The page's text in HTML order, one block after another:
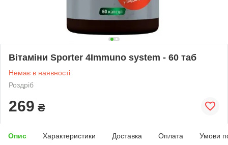
Вітаміни Sporter 4Immuno system - 60 таб
Немає в наявності
Роздріб
269 ₴
Опис Характеристики Доставка Оплата Умови